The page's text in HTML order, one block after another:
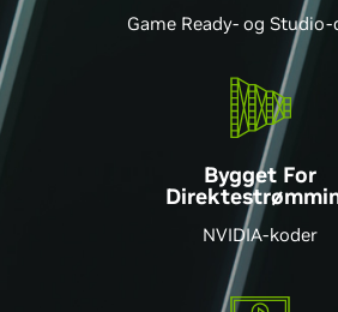
Game Ready- og
Bygget For
NVIDIA-koder